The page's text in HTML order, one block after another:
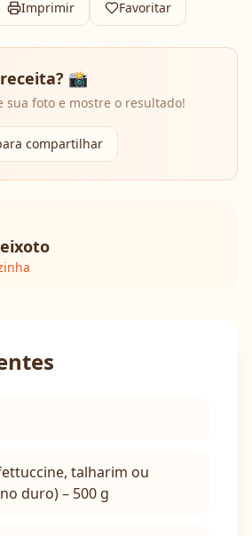
Imprimir Favoritar
📸
sua foto e mostre o resultado!
compartilhar
talharim ou
duro) – 500 g